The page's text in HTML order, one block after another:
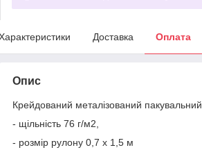
Доставка Оплата
Опис
Крейдований металізований пакувальний
- щільність 76 г/м2,
- розмір рулону 0,7 х 1,5 м